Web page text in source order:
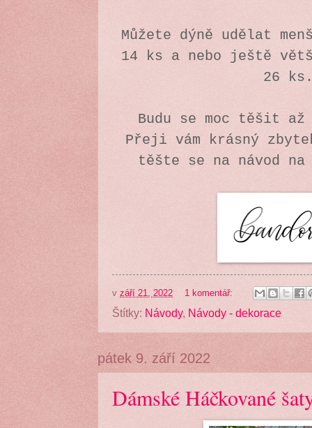
Můžete dýně udělat
14 ks a nebo ještě
26
Budu se moc těšit
Přeji vám krásný
těšte se na návod
v září 21, 2022 1 komentář:
Štítky: Návody, Návody - dekorace
pátek 9. září 2022
Dámské Háčkované